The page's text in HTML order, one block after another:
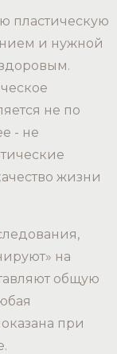
пластическую
и нужной
не по
- не
жизни
на
общую
при